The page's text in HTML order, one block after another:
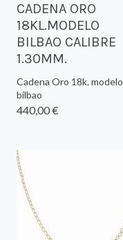
CADENA ORO
18KL.MODELO
BILBAO CALIBRE
1.30MM.
Cadena Oro 18k. modelo
bilbao
440,00 €